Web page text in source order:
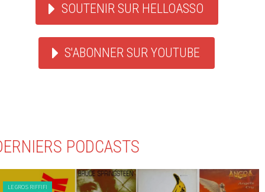
SOUTENIR SUR HELLOASSO
S'ABONNER SUR YOUTUBE
PODCASTS
LE GROS RIFFIFI